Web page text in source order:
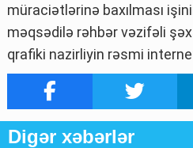
müraciətlərinə baxılması
məqsədilə rəhbər vəzifəli
qrafiki nazirliyin rəsmi
Digər xəbərlər